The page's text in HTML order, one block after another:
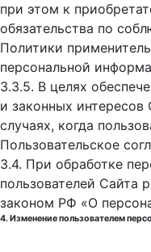
при этом к
обязательства по
Политики
персональной
3.3.5. В целях
и законных
случаях, когда
Пользовательское
3.4. При обработке
пользователей Сайта
законом РФ «О
4. Изменение пользователем